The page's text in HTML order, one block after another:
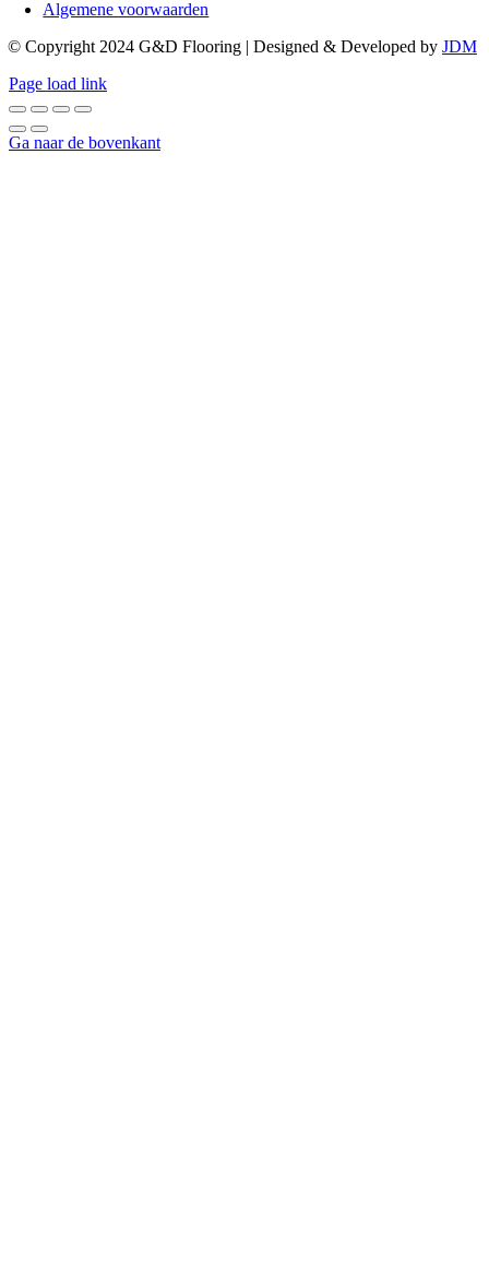
Algemene voorwaarden
© Copyright 2024 G&D Flooring | Designed & Developed by JDM
Page load link
Ga naar de bovenkant